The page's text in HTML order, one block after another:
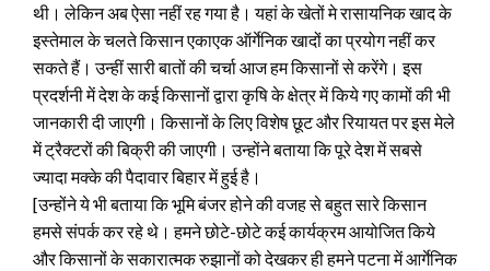
थी। लेकिन अब ऐसा नहीं रह गया है। यहां के खेतों मे रासायनिक खाद के
इस्तेमाल के चलते किसान एकाएक ऑर्गेनिक खादों का प्रयोग नहीं कर
सकते हैं। उन्हीं सारी बातों की चर्चा आज हम किसानों से करेंगे। इस
प्रदर्शनी में देश के कई किसानों द्वारा कृषि के क्षेत्र में किये गए कामों की भी
जानकारी दी जाएगी। किसानों के लिए विशेष छूट और रियायत पर इस मेले
में ट्रैक्टरों की बिक्री की जाएगी। उन्होंने बताया कि पूरे देश में सबसे
ज्यादा मक्के की पैदावार बिहार में हुई है।
[उन्होंने ये भी बताया कि भूमि बंजर होने की वजह से बहुत सारे किसान
हमसे संपर्क कर रहे थे। हमने छोटे-छोटे कई कार्यक्रम आयोजित किये
और किसानों के सकारात्मक रुझानों को देखकर ही हमने पटना में आर्गेनिक